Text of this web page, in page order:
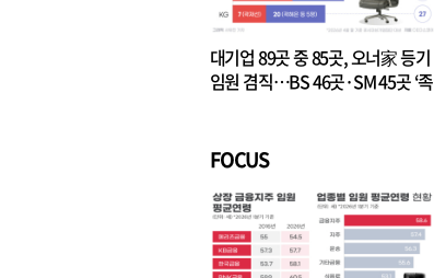
대기업 89곳 중 85곳, 오너家 등기
임원 겸직…BS 46곳·SM 45곳 ‘족
FOCUS